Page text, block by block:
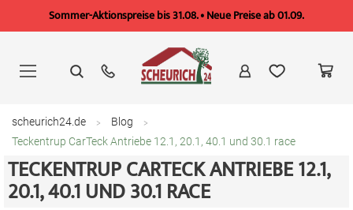
Sommer-Aktionspreise bis 31.08. • Neue Preise ab 01.09.
springen
scheurich24.de
Blog
Teckentrup CarTeck Antriebe 12.1, 20.1, 40.1 und 30.1 race
TECKENTRUP CARTECK ANTRIEBE 12.1,
20.1, 40.1 UND 30.1 RACE